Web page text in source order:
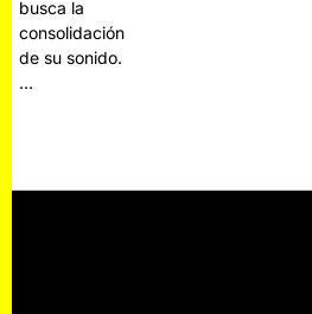
busca la
consolidación
de su sonido.
…